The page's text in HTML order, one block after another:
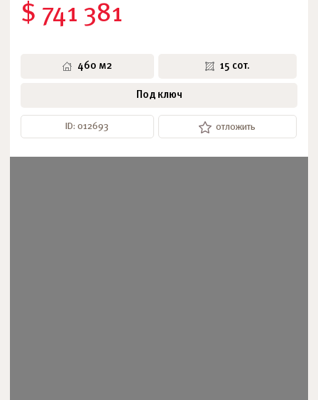
$ 741 381
460 м2 15 сот.
Под ключ
ID: 012693 отложить